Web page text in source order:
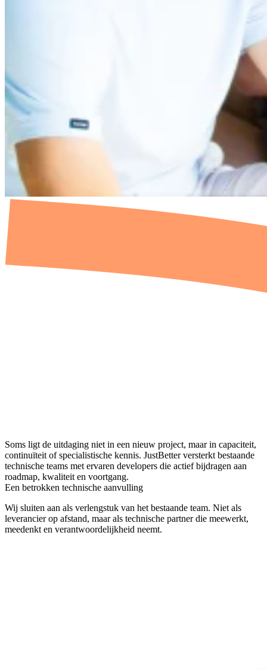
Soms ligt de uitdaging niet in een nieuw project, maar in capaciteit,
continuïteit of specialistische kennis. JustBetter versterkt bestaande
technische teams met ervaren developers die actief bijdragen aan
roadmap, kwaliteit en voortgang.
Een betrokken technische aanvulling
Wij sluiten aan als verlengstuk van het bestaande team. Niet als
leverancier op afstand, maar als technische partner die meewerkt,
meedenkt en verantwoordelijkheid neemt.